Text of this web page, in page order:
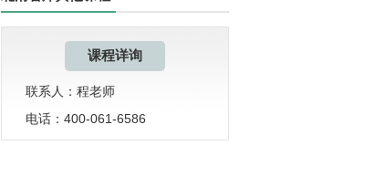
课程详询
联系人：程老师
电话：400-061-6586